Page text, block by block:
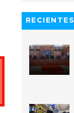
RECIENTES